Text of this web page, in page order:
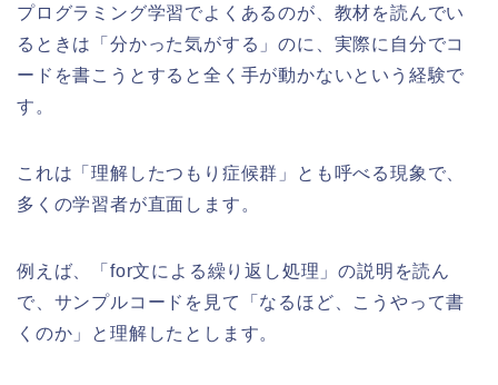
プログラミング学習でよくあるのが、教材を読んでい
るときは「分かった気がする」のに、実際に自分でコ
ードを書こうとすると全く手が動かないという経験で
す。
これは「理解したつもり症候群」とも呼べる現象で、
多くの学習者が直面します。
例えば、「for文による繰り返し処理」の説明を読ん
で、サンプルコードを見て「なるほど、こうやって書
くのか」と理解したとします。